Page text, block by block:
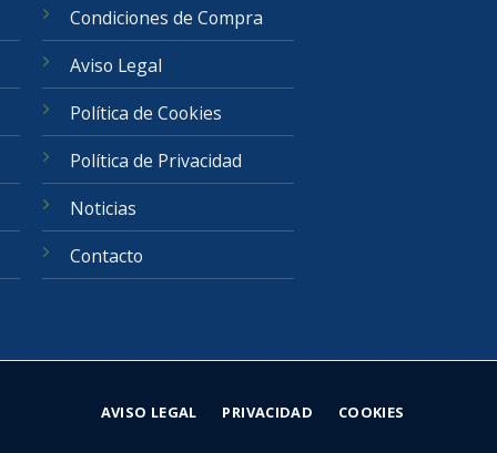
Condiciones de Compra
Aviso Legal
Política de Cookies
Política de Privacidad
Noticias
Contacto
AVISO LEGAL PRIVACIDAD COOKIES